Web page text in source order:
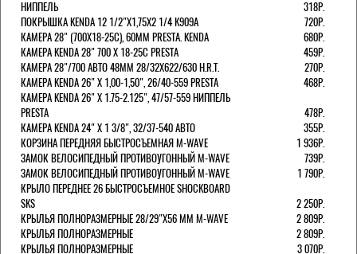
НИППЕЛЬ
318Р.
ПОКРЫШКА KENDA 12 1/2"Х1,75X2 1/4 K909A
720Р.
КАМЕРА 28" (700Х18-25С), 60ММ PRESTA. KENDA
680Р.
КАМЕРА KENDA 28" 700 Х 18-25С PRESTA
459Р.
КАМЕРА 28"/700 АВТО 48ММ 28/32Х622/630 H.R.T.
270Р.
КАМЕРА KENDA 26" Х 1,00-1,50", 26/40-559 PRESTA
468Р.
КАМЕРА KENDA 26" Х 1.75-2.125", 47/57-559 НИППЕЛЬ
PRESTA
478Р.
КАМЕРА KENDA 24" Х 1 3/8", 32/37-540 АВТО
355Р.
КОРЗИНА ПЕРЕДНЯЯ БЫСТРОСЪЕМНАЯ M-WAVE
1 936Р.
ЗАМОК ВЕЛОСИПЕДНЫЙ ПРОТИВОУГОННЫЙ M-WAVE
739Р.
ЗАМОК ВЕЛОСИПЕДНЫЙ ПРОТИВОУГОННЫЙ M-WAVE
1 790Р.
КРЫЛО ПЕРЕДНЕЕ 26 БЫСТРОСЪЕМНОЕ SHOCKBOARD
SKS
2 250Р.
КРЫЛЬЯ ПОЛНОРАЗМЕРНЫЕ 28/29"Х56 ММ M-WAVE
2 809Р.
КРЫЛЬЯ ПОЛНОРАЗМЕРНЫЕ
2 809Р.
КРЫЛЬЯ ПОЛНОРАЗМЕРНЫЕ
3 070Р.